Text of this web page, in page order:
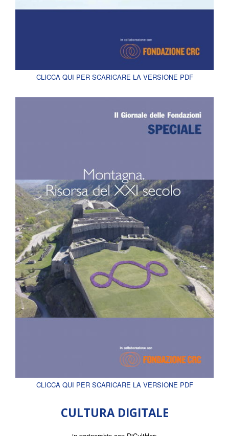
CLICCA QUI PER SCARICARE LA VERSIONE PDF
CLICCA QUI PER SCARICARE LA VERSIONE PDF
CULTURA DIGITALE